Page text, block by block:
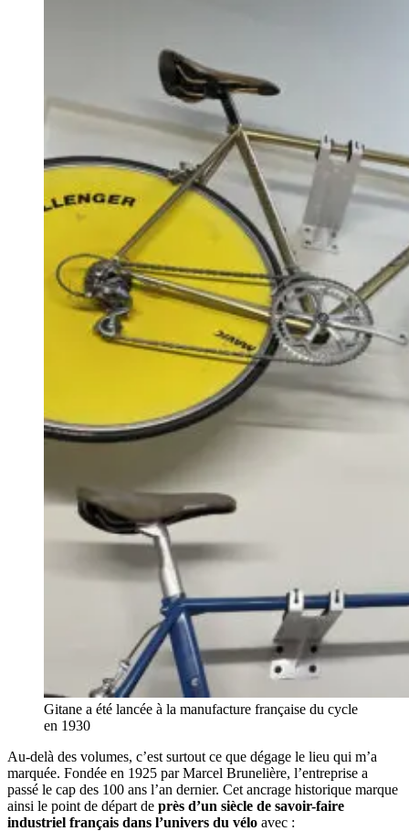
Gitane a été lancée à la manufacture française du cycle
en 1930
Au-delà des volumes, c’est surtout ce que dégage le lieu qui m’a
marquée. Fondée en 1925 par Marcel Brunelière, l’entreprise a
passé le cap des 100 ans l’an dernier. Cet ancrage historique marque
ainsi le point de départ de près d’un siècle de savoir-faire
industriel français dans l’univers du vélo avec :